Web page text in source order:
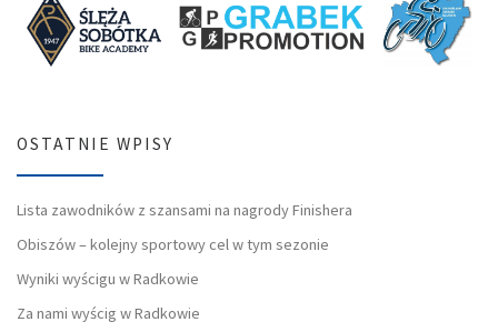
OSTATNIE WPISY
Lista zawodników z szansami na nagrody Finishera
Obiszów – kolejny sportowy cel w tym sezonie
Wyniki wyścigu w Radkowie
Za nami wyścig w Radkowie